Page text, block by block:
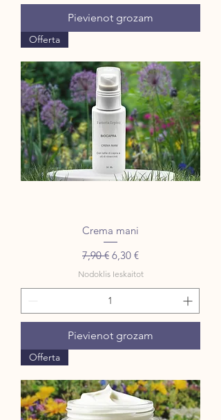
Pievienot grozam
Offerta
Crema mani
Parastā cena
7,90 € Izpārdošanas cena
6,30 €
Nodoklis Ieskaitot
Pievienot grozam
Offerta